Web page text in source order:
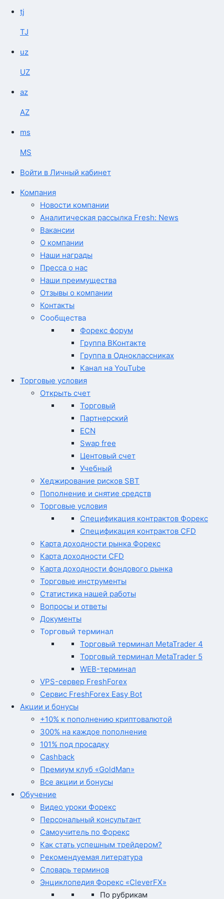
tj
TJ
uz
UZ
az
AZ
ms
MS
Войти в Личный кабинет
Компания
Новости компании
Аналитическая рассылка Fresh: News
Вакансии
О компании
Наши награды
Пресса о нас
Наши преимущества
Отзывы о компании
Контакты
Сообщества
Форекс форум
Группа ВКонтакте
Группа в Одноклассниках
Канал на YouTube
Торговые условия
Открыть счет
Торговый
Партнерский
ECN
Swap free
Центовый счет
Учебный
Хеджирование рисков SBT
Пополнение и снятие средств
Торговые условия
Спецификация контрактов Форекс
Спецификация контрактов CFD
Карта доходности рынка Форекс
Карта доходности CFD
Карта доходности фондового рынка
Торговые инструменты
Статистика нашей работы
Вопросы и ответы
Документы
Торговый терминал
Торговый терминал MetaTrader 4
Торговый терминал MetaTrader 5
WEB-терминал
VPS-сервер FreshForex
Сервис FreshForex Easy Bot
Акции и бонусы
+10% к пополнению криптовалютой
300% на каждое пополнение
101% под просадку
Cashback
Премиум клуб «GoldMan»
Все акции и бонусы
Обучение
Видео уроки Форекс
Персональный консультант
Самоучитель по Форекс
Как стать успешным трейдером?
Рекомендуемая литература
Словарь терминов
Энциклопедия Форекс «CleverFX»
По рубрикам